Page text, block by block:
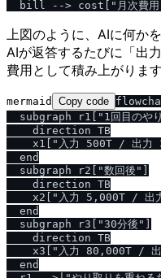
上図のように、AIに何か
AIが返答するたびに「出
費用として積み上がります
mermaid Copy code
subgraph r1["1回目のやり
    direction TB
x1["入力 500T / 出力
  end
  subgraph r2["数回後"]
    direction TB
x2["入力 5,000T / 出
  end
  subgraph r3["30分後"]
    direction TB
x3["入力 80,000T /
  end